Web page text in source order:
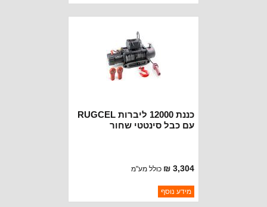
כננת 12000 ליברות RUGCEL
עם כבל סינטטי שחור
3,304 ₪ כולל מע"מ
ברקוד: BJ2815
יצרן:RUGCEL WINCH
מידע נוסף